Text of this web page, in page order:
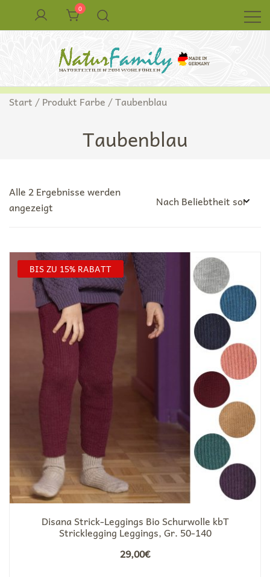
0
NaturFamily Shop – Naturtextilien für
Babys, Kinder und ganze Familie
Naturkleidung aus Wolle und Seide
Start / Produkt Farbe / Taubenblau
Taubenblau
Alle 2 Ergebnisse werden
angezeigt
BIS ZU 15% RABATT
Disana Strick-Leggings Bio Schurwolle kbT
Stricklegging Leggings, Gr. 50-140
29,00€